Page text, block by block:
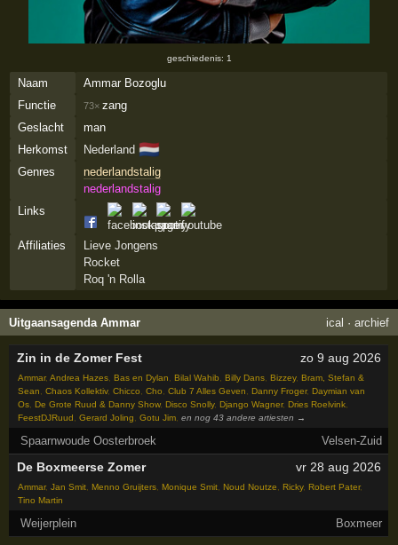
geschiedenis: 1
Naam
Ammar Bozoglu
Functie
73× zang
Geslacht
man
Herkomst
Nederland 🇳🇱
Genres
nederlandstalig
nederlandstalig
Links
Affiliaties
Lieve Jongens
Rocket
Roq 'n Rolla
Uitgaansagenda Ammar ical · archief
Zin in de Zomer Fest zo 9 aug 2026
Ammar,Andrea Hazes ,Bas en Dylan ,Bilal Wahib ,Billy Dans ,Bizzey,Bram, Stefan &
Sean
,Chaos Kollektiv,Chicco ,Cho ,Club 7 Alles Geven ,Danny Froger,Daymian van
Os ,De Grote Ruud & Danny Show,Disco Snolly,Django Wagner,Dries Roelvink
FeestDJRuud
,Gerard Joling ,Gotu Jim ,en nog 43 andere artiesten →
Spaarnwoude Oosterbroek Velsen-Zuid
De Boxmeerse Zomer vr 28 aug 2026
Ammar,Jan Smit ,Menno Gruijters ,Monique Smit ,Noud Noutze ,Ricky,Robert Pater,
Tino Martin
Weijerplein Boxmeer